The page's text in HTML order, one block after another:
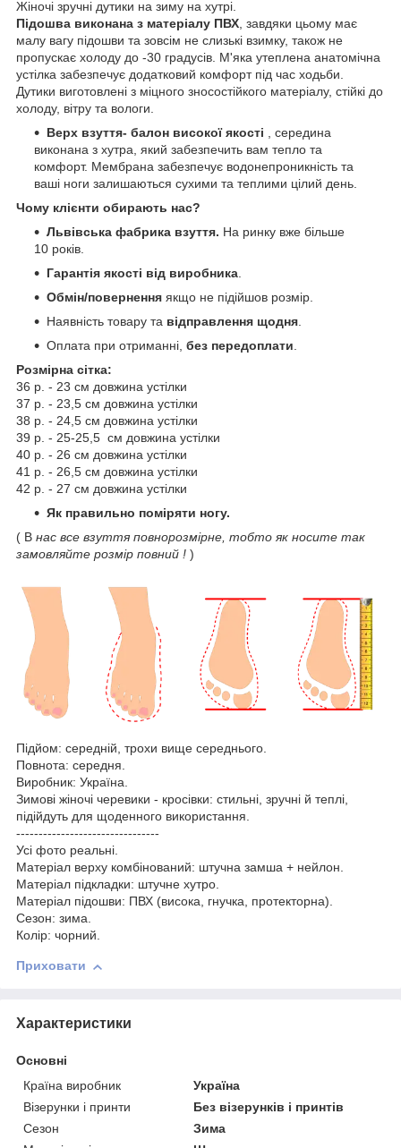
Жіночі зручні дутики на зиму на хутрі.
Підошва виконана з матеріалу ПВХ , завдяки цьому має
малу вагу підошви та зовсім не слизькі взимку, також не
пропускає холоду до -30 градусів. М'яка утеплена анатомічна
устілка забезпечує додатковий комфорт під час ходьби.
Дутики виготовлені з міцного зносостійкого матеріалу, стійкі до
холоду, вітру та вологи.
Верх взуття- балон високої якості , середина
виконана з хутра, який забезпечить вам тепло та
комфорт. Мембрана забезпечує водонепроникність та
ваші ноги залишаються сухими та теплими цілий день.
Чому клієнти обирають нас?
Львівська фабрика взуття. На ринку вже більше
10 років.
Гарантія якості від виробника
Обмін/повернення якщо не підійшов розмір.
Наявність товару та відправлення щодня
Оплата при отриманні, без передоплати
Розмірна сітка:
36 р. - 23 см довжина устілки
37 р. - 23,5 см довжина устілки
38 р. - 24,5 см довжина устілки
39 р. - 25-25,5 см довжина устілки
40 р. - 26 см довжина устілки
41 р. - 26,5 см довжина устілки
42 р. - 27 см довжина устілки
Як правильно поміряти ногу.
( В нас все взуття повнорозмірне, тобто як носите так
замовляйте розмір повний ! )
Підйом: середній, трохи вище середнього.
Повнота: середня.
Виробник: Україна.
Зимові жіночі черевики - кросівки: стильні, зручні й теплі,
підійдуть для щоденного використання.
--------------------------------
Усі фото реальні.
Матеріал верху комбінований: штучна замша + нейлон.
Матеріал підкладки: штучне хутро.
Матеріал підошви: ПВХ (висока, гнучка, протекторна).
Сезон: зима.
Колір: чорний.
Приховати
Характеристики
Основні
Країна виробник
Україна
Візерунки і принти
Без візерунків і принтів
Сезон
Зима